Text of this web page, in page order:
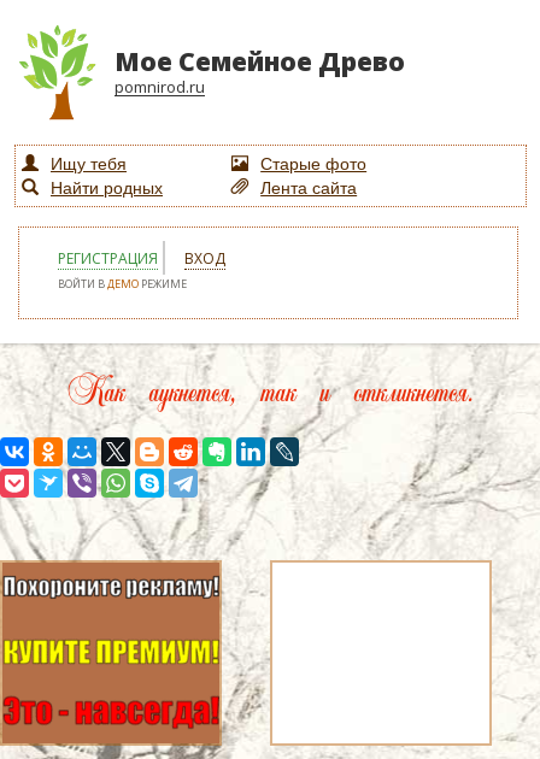
Мое Семейное Древо
pomnirod.ru
Ищу тебя
Старые фото
Найти родных
Лента сайта
РЕГИСТРАЦИЯ ВХОД
ВОЙТИ ВДЕМО РЕЖИМЕ
Как аукнется, так и откликнется.